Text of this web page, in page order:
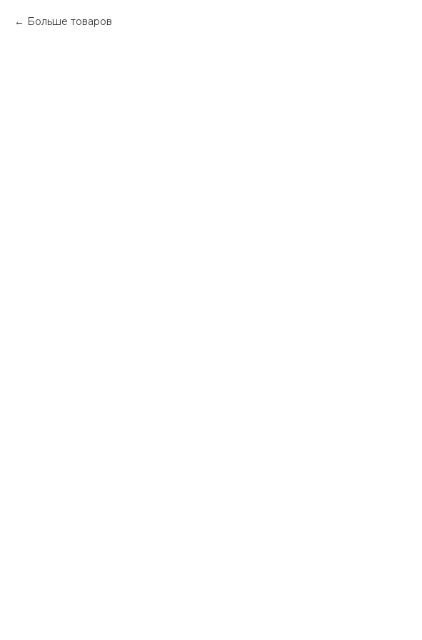
Больше товаров